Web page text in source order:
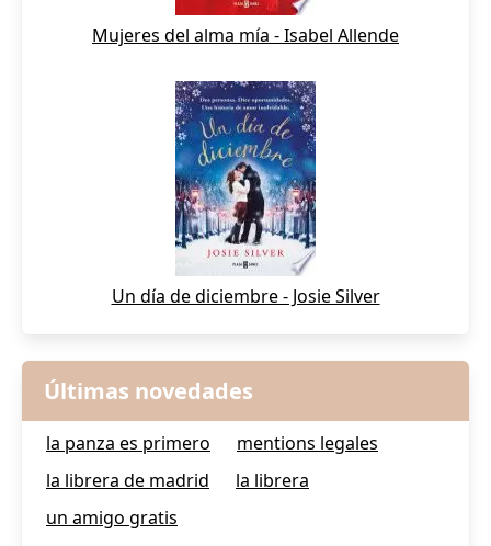
Mujeres del alma mía - Isabel Allende
Un día de diciembre - Josie Silver
Últimas novedades
la panza es primero
mentions legales
la librera de madrid
la librera
un amigo gratis